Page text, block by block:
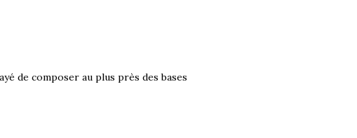
de composer au plus près des bases